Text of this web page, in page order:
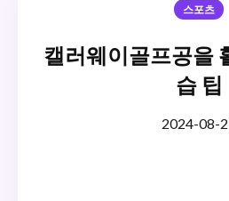
스포츠
캘러웨이골프공을
습 팁
2024-08-